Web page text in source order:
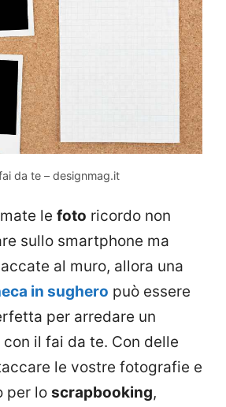
da te – designmag.it
le foto ricordo non
sullo smartphone ma
al muro, allora una
in sughero può essere
per arredare un
il fai da te. Con delle
le vostre fotografie e
per lo scrapbooking,